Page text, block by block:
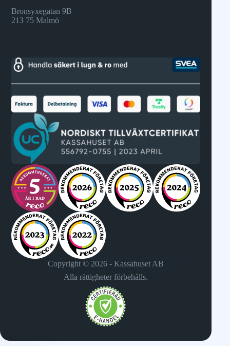
Bronsyxegatan 9B
213 75 Malmö
Copyright © 2026 - Kassahuset AB
Alla rättigheter förbehålls.